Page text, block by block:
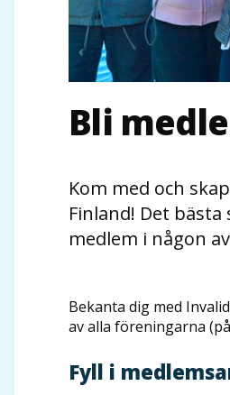
Bli
Kom med och
Finland! Det
medlem i någon
Bekanta dig med
av alla föreningarna
Fyll i